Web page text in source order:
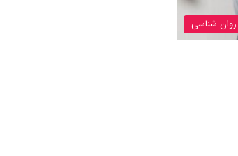
روان شناسی